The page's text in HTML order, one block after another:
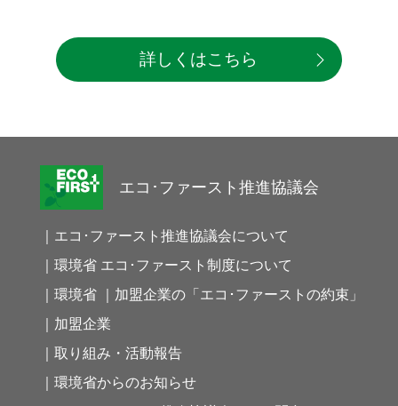
詳しくはこちら
エコ･ファースト推進協議会
｜エコ･ファースト推進協議会について
｜環境省 エコ･ファースト制度について
｜環境省 ｜加盟企業の「エコ･ファーストの約束」
｜加盟企業
｜取り組み・活動報告
｜環境省からのお知らせ